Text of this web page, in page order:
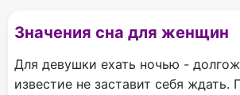
Значения сна для женщин
Для девушки ехать ночью -
известие не заставит себя ждать.